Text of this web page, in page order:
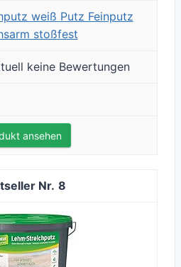
weiß Putz Feinputz
stoßfest
keine Bewertungen
ansehen
8